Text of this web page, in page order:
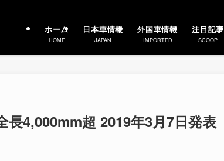
ホーム
HOME
日本車情報
JAPAN
外国車情報
IMPORTED
注目記事
SCOOP
4,000mm超 2019年3月7日発表